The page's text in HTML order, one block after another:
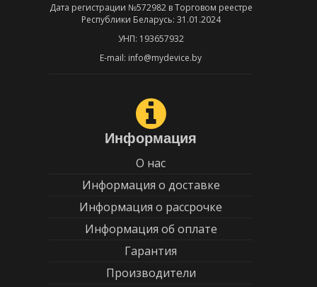
Дата регистрации №572982 в Торговом реестре
Республики Беларусь: 31.01.2024
УНП: 193657932
E-mail: info@mydevice.by
Информация
О нас
Информация о доставке
Информация о рассрочке
Информация об оплате
Гарантия
Производители